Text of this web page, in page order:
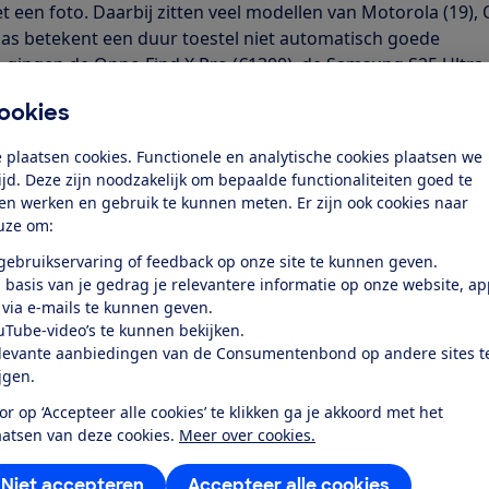
plaatsen cookies. Functionele en analytische cookies plaatsen we
Deze zijn noodzakelijk om bepaalde functionaliteiten goed te
werken en gebruik te kunnen meten. Er zijn ook cookies naar
om:
of feedback op onze site te kunnen geven.
basis van je gedrag je relevantere informatie op onze website,
e-mails te kunnen geven.
video’s te kunnen bekijken.
aanbiedingen van de Consumentenbond op andere sites
op ‘Accepteer alle cookies’ te klikken ga je akkoord met het
van deze cookies. Meer over cookies.
een foto. Daarbij zitten veel modellen van Motorola (19),
betekent een duur toestel niet automatisch goede
de Oppo Find X Pro (€1300), de Samsung S25 Ultra
(€750) de mist in. Alleen bij Apple en Google is de
alle toestellen veilig.
gezichtsontgrendeling hebben, melden meestal wel dat
is dan een wachtwoord of pincode. Dat vindt de
Sandra Molenaar, directeur Consumentenbond:
er niet vanuit kunnen gaan dat de gezichtsherkenning
is. Smartphones moeten óf goede gezichtsherkenning
smartphones
het hele jaar door smartphones. Consumenten kunnen
geen veilige gezichtsontgrendeling hebben. De
om die toestellen alleen te gebruiken met een